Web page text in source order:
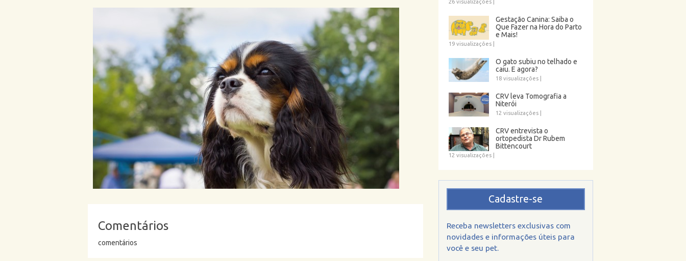
Comentários
comentários
26 visualizações|
Gestação Canina: Saiba o
Que Fazer na Hora do Parto
e Mais!
19 visualizações|
O gato subiu no telhado e
caiu. E agora?
18 visualizações|
CRV leva Tomografia a
Niterói
12 visualizações|
CRV entrevista o
ortopedista Dr Rubem
Bittencourt
12 visualizações|
Cadastre-se
Receba newsletters exclusivas com
novidades e informações úteis para
você e seu pet.